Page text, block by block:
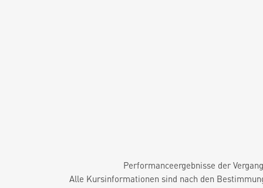
Performanceergebnisse der
Alle Kursinformationen sind nach den